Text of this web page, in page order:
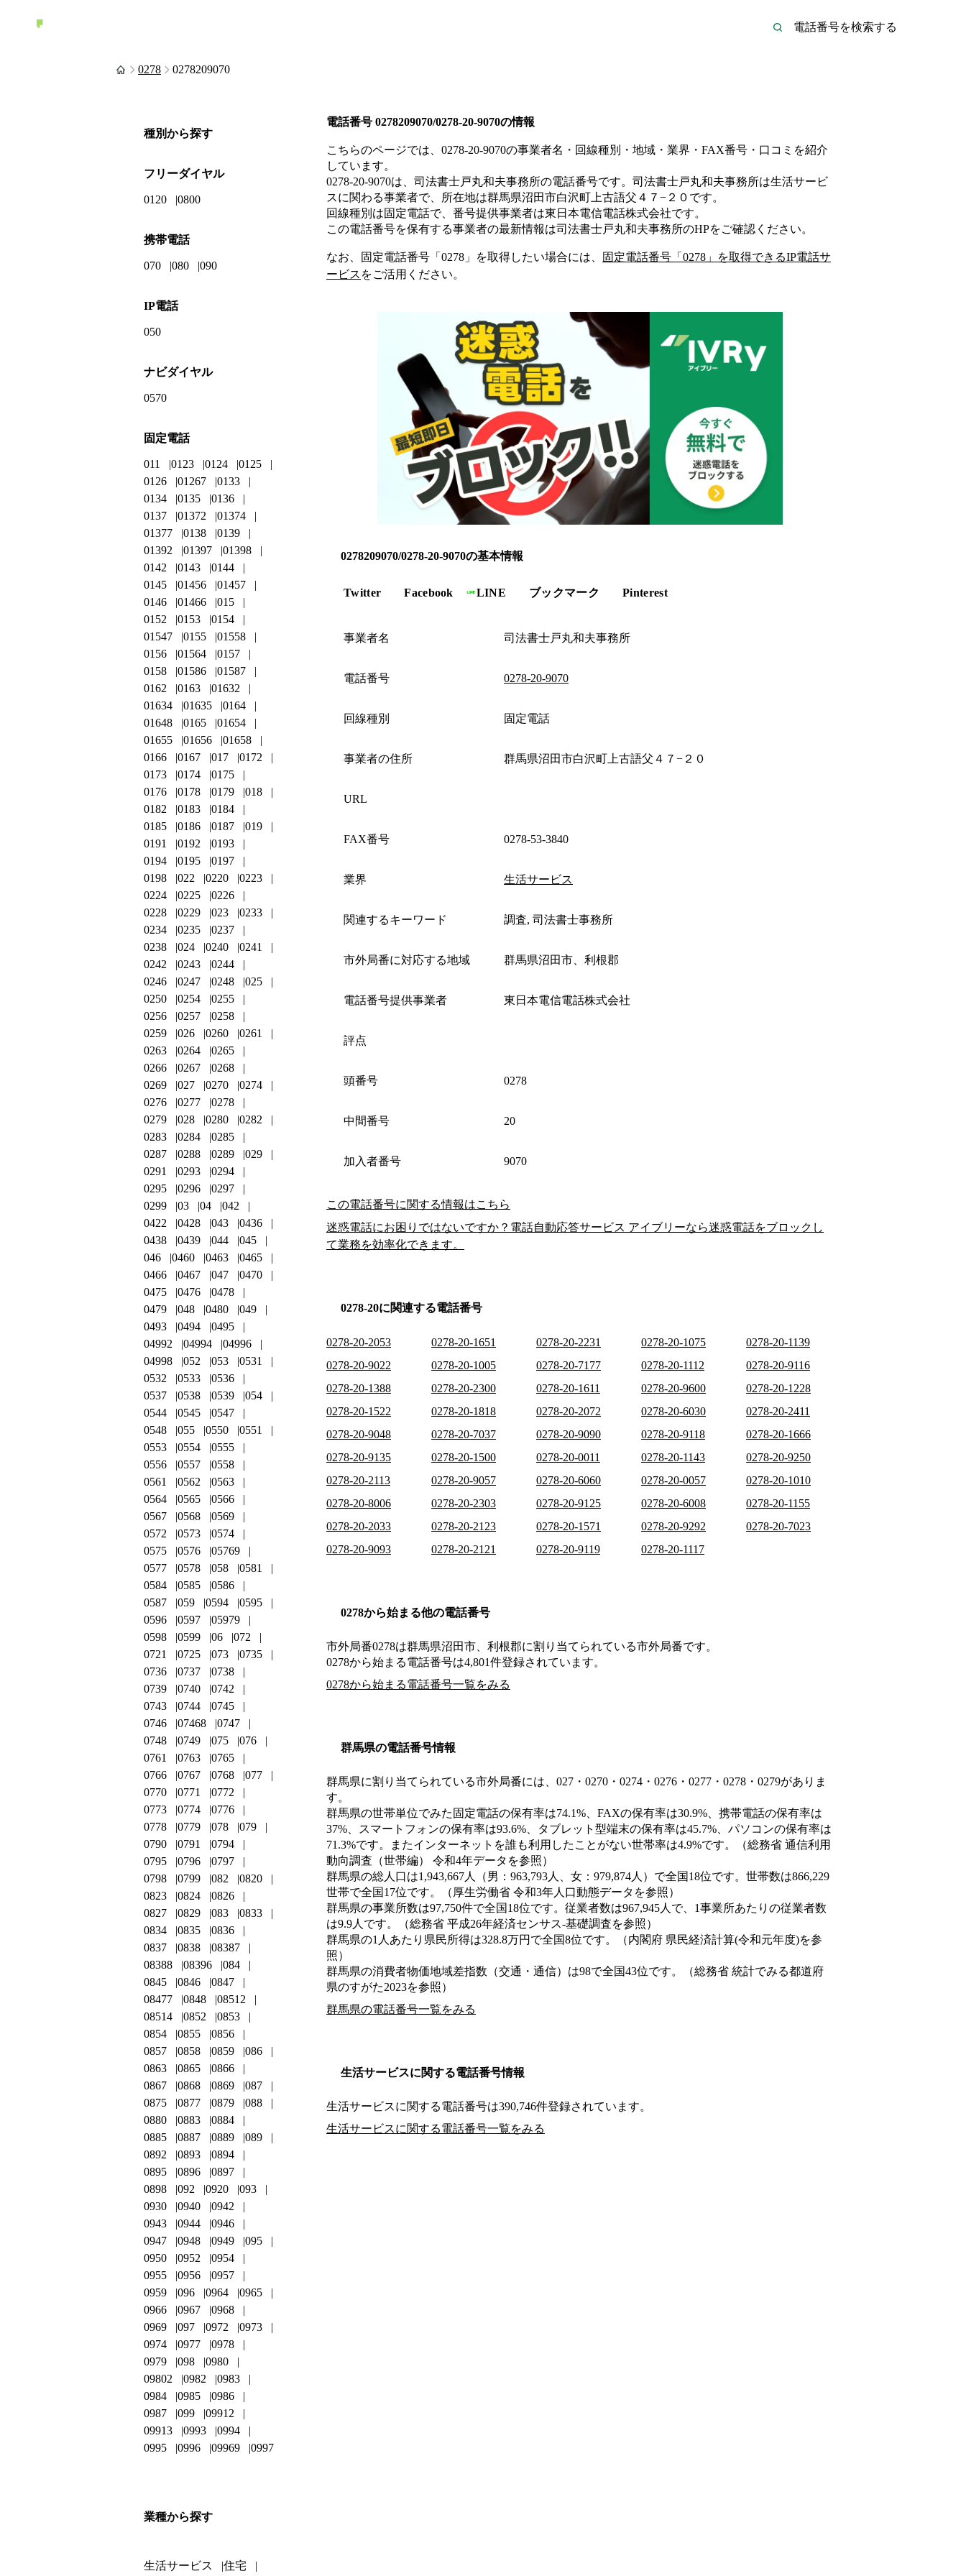
0278 0278209070
電話番号 0278209070/0278-20-9070の情報
こちらのページでは、 0278-20-9070の事業者名・回線種別・地域・業界・FAX番号・口コミを紹介
しています。
0278-20-9070は、 司法書士戸丸和夫事務所の電話番号です。 司法書士戸丸和夫事務所は生活サービ
スに関わる事業者で、所在地は群馬県沼田市白沢町上古語父４７−２０ です。
回線種別は固定電話で、番号提供事業者は東日本電信電話株式会社です。
この電話番号を保有する事業者の最新情報は司法書士戸丸和夫事務所のHPをご確認ください。
なお、固定電話番号「 0278 」を取得したい場合には、 固定電話番号「 0278 」を取得できるIP電話サ
ービス をご活用ください。
0278209070/0278-20-9070の基本情報
Twitter Facebook LINE ブックマーク Pinterest
事業者名 司法書士戸丸和夫事務所
電話番号 0278-20-9070
回線種別 固定電話
事業者の住所 群馬県沼田市白沢町上古語父４７−２０
URL
FAX番号 0278-53-3840
業界 生活サービス
関連するキーワード 調査, 司法書士事務所
市外局番に対応する地域 群馬県沼田市、利根郡
電話番号提供事業者 東日本電信電話株式会社
評点
頭番号 0278
中間番号 20
加入者番号 9070
この電話番号に関する情報はこちら
迷惑電話にお困りではないですか？電話自動応答サービス アイブリーなら迷惑電話をブロックし
て業務を効率化できます。
0278-20に関連する電話番号
0278-20-2053 0278-20-1651 0278-20-2231 0278-20-1075
0278-20-1139
0278-20-9022
0278-20-1005 0278-20-7177 0278-20-1112
0278-20-9116
0278-20-1388
0278-20-2300 0278-20-1611 0278-20-9600
0278-20-1228
0278-20-1522
0278-20-1818 0278-20-2072 0278-20-6030
0278-20-2411
0278-20-9048
0278-20-7037 0278-20-9090 0278-20-9118
0278-20-1666
0278-20-9135
0278-20-1500 0278-20-0011 0278-20-1143
0278-20-9250
0278-20-2113
0278-20-9057 0278-20-6060 0278-20-0057
0278-20-1010
0278-20-8006
0278-20-2303 0278-20-9125 0278-20-6008
0278-20-1155
0278-20-2033
0278-20-2123 0278-20-1571 0278-20-9292
0278-20-7023
0278-20-9093
0278-20-2121 0278-20-9119 0278-20-1117
0278から始まる他の電話番号
市外局番0278は群馬県沼田市、利根郡に割り当てられている市外局番です。
0278から始まる電話番号は4,801件登録されています。
0278から始まる電話番号一覧をみる
群馬県の電話番号情報
群馬県に割り当てられている市外局番には、027・0270・0274・0276・0277・0278・0279がありま
す。
群馬県の世帯単位でみた固定電話の保有率は74.1%、FAXの保有率は30.9%、携帯電話の保有率は
37%、スマートフォンの保有率は93.6%、タブレット型端末の保有率は45.7%、パソコンの保有率は
71.3%です。またインターネットを誰も利用したことがない世帯率は4.9%です。（総務省 通信利用
動向調査（世帯編） 令和4年データを参照）
群馬県の総人口は1,943,667人（男：963,793人、女：979,874人）で全国18位です。世帯数は866,229
世帯で全国17位です。（厚生労働省 令和3年人口動態データを参照）
群馬県の事業所数は97,750件で全国18位です。従業者数は967,945人で、1事業所あたりの従業者数
は9.9人です。（総務省 平成26年経済センサス‐基礎調査を参照）
群馬県の1人あたり県民所得は328.8万円で全国8位です。（内閣府 県民経済計算(令和元年度)を参
照）
群馬県の消費者物価地域差指数（交通・通信）は98で全国43位です。（総務省 統計でみる都道府
県のすがた2023を参照）
群馬県の電話番号一覧をみる
生活サービスに関する電話番号情報
生活サービスに関する電話番号は390,746件登録されています。
生活サービスに関する電話番号一覧をみる
種別から探す
フリーダイヤル
0120 0800
携帯電話
070 080 090
IP電話
050
ナビダイヤル
0570
固定電話
011 0123 0124
0125
0126
01267
0133
0134
0135
0136
0137
01372
01374
01377
0138
0139
01392
01397
01398
0142
0143
0144
0145
01456
01457
0146
01466
015
0152
0153
0154
01547
0155
01558
0156
01564
0157
0158
01586
01587
0162
0163
01632
01634
01635
0164
01648
0165
01654
01655
01656
01658
0166
0167 017
0172
0173
0174
0175
0176
0178 0179
018
0182
0183
0184
0185
0186 0187
019
0191
0192
0193
0194
0195
0197
0198
022 0220
0223
0224
0225
0226
0228
0229 023
0233
0234
0235
0237
0238
024 0240
0241
0242
0243
0244
0246
0247 0248
025
0250
0254
0255
0256
0257
0258
0259
026 0260
0261
0263
0264
0265
0266
0267
0268
0269
027 0270
0274
0276
0277
0278
0279
028 0280
0282
0283
0284
0285
0287
0288 0289
029
0291
0293
0294
0295
0296
0297
0299
03 04
042
0422
0428 043
0436
0438
0439 044
045
046
0460 0463
0465
0466
0467 047
0470
0475
0476
0478
0479
048 0480
049
0493
0494
0495
04992
04994
04996
04998
052 053
0531
0532
0533
0536
0537
0538 0539
054
0544
0545
0547
0548
055 0550
0551
0553
0554
0555
0556
0557
0558
0561
0562
0563
0564
0565
0566
0567
0568
0569
0572
0573
0574
0575
0576
05769
0577
0578 058
0581
0584
0585
0586
0587
059 0594
0595
0596
0597
05979
0598
0599 06
072
0721
0725 073
0735
0736
0737
0738
0739
0740
0742
0743
0744
0745
0746
07468
0747
0748
0749 075
076
0761
0763
0765
0766
0767 0768
077
0770
0771
0772
0773
0774
0776
0778
0779 078
079
0790
0791
0794
0795
0796
0797
0798
0799 082
0820
0823
0824
0826
0827
0829 083
0833
0834
0835
0836
0837
0838
08387
08388
08396
084
0845
0846
0847
08477
0848
08512
08514
0852
0853
0854
0855
0856
0857
0858 0859
086
0863
0865
0866
0867
0868 0869
087
0875
0877 0879
088
0880
0883
0884
0885
0887 0889
089
0892
0893
0894
0895
0896
0897
0898
092 0920
093
0930
0940
0942
0943
0944
0946
0947
0948 0949
095
0950
0952
0954
0955
0956
0957
0959
096 0964
0965
0966
0967
0968
0969
097 0972
0973
0974
0977
0978
0979
098
0980
09802
0982
0983
0984
0985
0986
0987
099
09912
09913
0993
0994
0995
0996 09969 0997
業種から探す
生活サービス 住宅